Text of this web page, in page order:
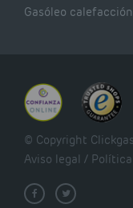
Gasóleo
© Copyright
Aviso legal /